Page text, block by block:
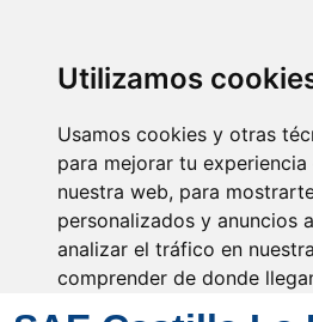
Utilizamos
Usamos cookies y otras
para mejorar tu
nuestra web, para
personalizados y anuncios
analizar el tráfico en
comprender de donde
Desde SAE te apoyamos e
informamos